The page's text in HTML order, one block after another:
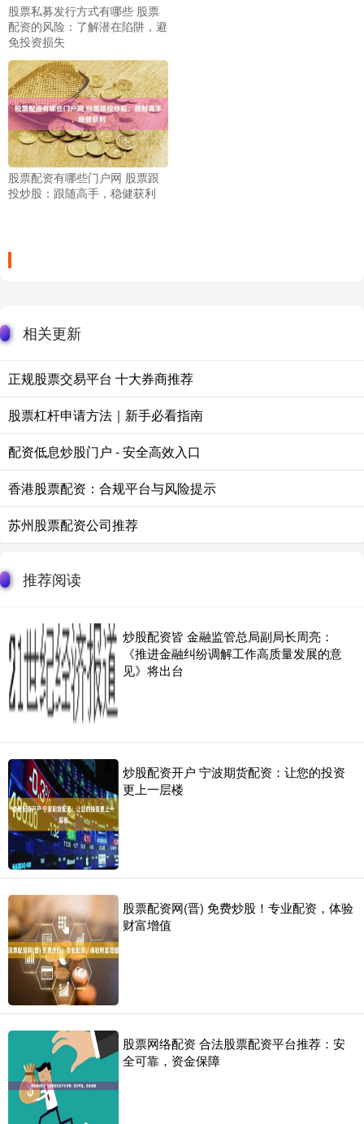
股票私募发行方式有哪些 股票
配资的风险：了解潜在陷阱，避
免投资损失
股票配资有哪些门户网 股票跟
投炒股：跟随高手，稳健获利
相关更新
正规股票交易平台 十大券商推荐
股票杠杆申请方法｜新手必看指南
配资低息炒股门户 - 安全高效入口
香港股票配资：合规平台与风险提示
苏州股票配资公司推荐
推荐阅读
炒股配资皆 金融监管总局副局长周亮：
《推进金融纠纷调解工作高质量发展的意
见》将出台
炒股配资开户 宁波期货配资：让您的投资
更上一层楼
股票配资网(晋) 免费炒股！专业配资，体验
财富增值
股票网络配资 合法股票配资平台推荐：安
全可靠，资金保障